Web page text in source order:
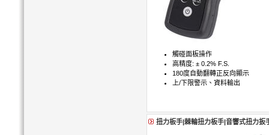
觸碰面板操作
高精度: ± 0.2% F.S.
180度自動翻轉正反向顯示
上/下限警示、資料輸出
扭力板手|棘輪扭力板手|音響式扭力扳